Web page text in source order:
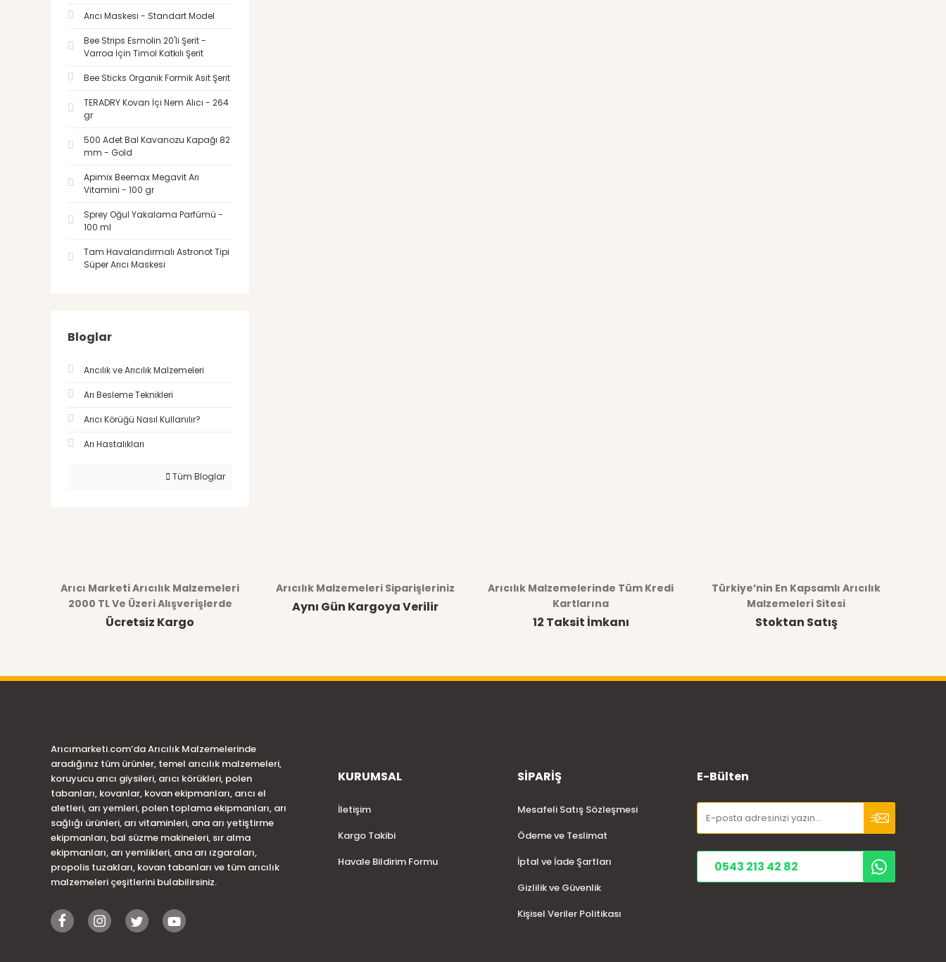
Arıcı Maskesi - Standart Model
Bee Strips Esmolin 20'li Şerit -
Varroa İçin Timol Katkılı Şerit
Bee Sticks Organik Formik Asit Şerit
TERADRY Kovan İçi Nem Alıcı - 264
gr
500 Adet Bal Kavanozu Kapağı 82
mm - Gold
Apimix Beemax Megavit Arı
Vitamini - 100 gr
Sprey Oğul Yakalama Parfümü -
100 ml
Tam Havalandırmalı Astronot Tipi
Süper Arıcı Maskesi
Bloglar
Arıcılık ve Arıcılık Malzemeleri
Arı Besleme Teknikleri
Arıcı Körüğü Nasıl Kullanılır?
Arı Hastalıkları
Tüm Bloglar
Arıcı Marketi Arıcılık Malzemeleri
2000 TL Ve Üzeri Alışverişlerde
Ücretsiz Kargo
Arıcılık Malzemeleri Siparişleriniz
Aynı Gün Kargoya Verilir
Arıcılık Malzemelerinde Tüm Kredi
Kartlarına
12 Taksit İmkanı
Türkiye’nin En Kapsamlı Arıcılık
Malzemeleri Sitesi
Stoktan Satış
Arıcımarketi.com’da Arıcılık Malzemelerinde
aradığınız tüm ürünler, temel arıcılık malzemeleri,
koruyucu arıcı giysileri, arıcı körükleri, polen
tabanları, kovanlar, kovan ekipmanları, arıcı el
aletleri, arı yemleri, polen toplama ekipmanları, arı
sağlığı ürünleri, arı vitaminleri, ana arı yetiştirme
ekipmanları, bal süzme makineleri, sır alma
ekipmanları, arı yemlikleri, ana arı ızgaraları,
propolis tuzakları, kovan tabanları ve tüm arıcılık
malzemeleri çeşitlerini bulabilirsiniz.
KURUMSAL
İletişim
Kargo Takibi
Havale Bildirim Formu
SİPARİŞ
Mesafeli Satış Sözleşmesi
Ödeme ve Teslimat
İptal ve İade Şartları
Gizlilik ve Güvenlik
Kişisel Veriler Politikası
E-Bülten
0543 213 42 82